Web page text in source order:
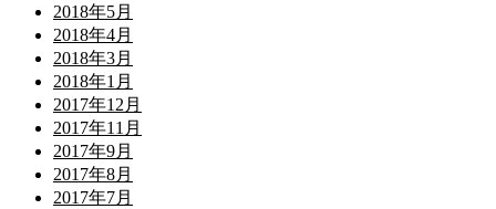
2018年5月
2018年4月
2018年3月
2018年1月
2017年12月
2017年11月
2017年9月
2017年8月
2017年7月